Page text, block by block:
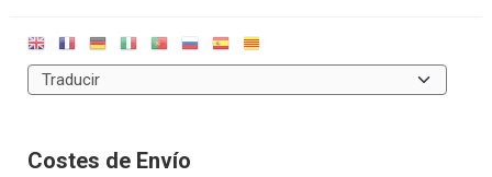
Costes de Envío